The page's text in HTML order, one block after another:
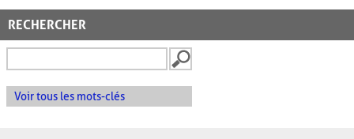
RECHERCHER
Voir tous les mots-clés